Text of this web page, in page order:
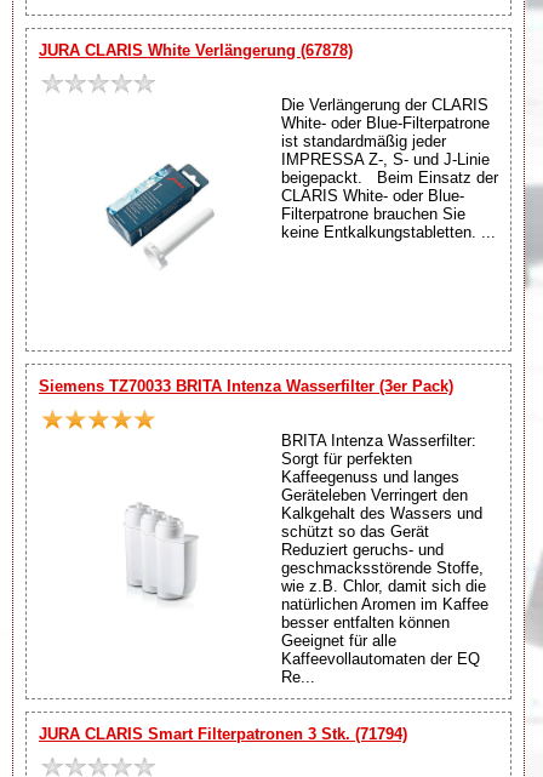
JURA CLARIS White Verlängerung (67878)
Die Verlängerung der CLARIS
White- oder Blue-Filterpatrone
ist standardmäßig jeder
IMPRESSA Z-, S- und J-Linie
beigepackt. Beim Einsatz der
CLARIS White- oder Blue-
Filterpatrone brauchen Sie
keine Entkalkungstabletten. ...
Siemens TZ70033 BRITA Intenza Wasserfilter (3er Pack)
BRITA Intenza Wasserfilter:
Sorgt für perfekten
Kaffeegenuss und langes
Geräteleben Verringert den
Kalkgehalt des Wassers und
schützt so das Gerät
Reduziert geruchs- und
geschmacksstörende Stoffe,
wie z.B. Chlor, damit sich die
natürlichen Aromen im Kaffee
besser entfalten können
Geeignet für alle
Kaffeevollautomaten der EQ
Re...
JURA CLARIS Smart Filterpatronen 3 Stk. (71794)